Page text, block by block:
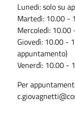
Lunedi: solo su
Martedì: 10.00 -
Mercoledì: 10.00
Giovedì: 10.00 -
appuntamento)
Venerdì: 10.00 -
Per